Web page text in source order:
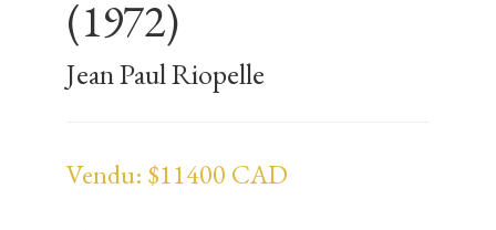
(1972)
Jean Paul Riopelle
Vendu: $11400 CAD